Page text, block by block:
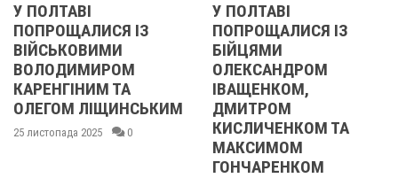
У ПОЛТАВІ
ПОПРОЩАЛИСЯ ІЗ
ВІЙСЬКОВИМИ
ВОЛОДИМИРОМ
КАРЕНГІНИМ ТА
ОЛЕГОМ ЛІЩИНСЬКИМ
25 листопада 2025 0
У ПОЛТАВІ
ПОПРОЩАЛИСЯ ІЗ
БІЙЦЯМИ
ОЛЕКСАНДРОМ
ІВАЩЕНКОМ,
ДМИТРОМ
КИСЛИЧЕНКОМ ТА
МАКСИМОМ
ГОНЧАРЕНКОМ